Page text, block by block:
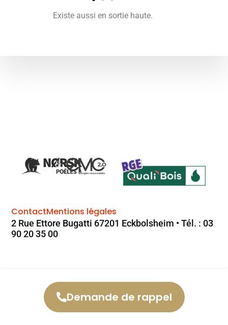
Existe aussi en sortie haute.
ContactMentions légales
2 Rue Ettore Bugatti 67201 Eckbolsheim • Tél. : 03
90 20 35 00
Demande de rappel